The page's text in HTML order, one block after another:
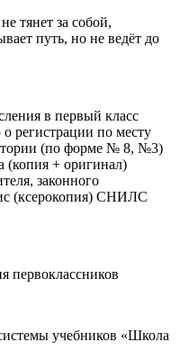
тянет за собой,
путь, но не ведёт до
в первый класс
регистрации по месту
(по форме № 8, №3)
(копия + оригинал)
законного
(ксерокопия) СНИЛС
первоклассников
учебников «Школа